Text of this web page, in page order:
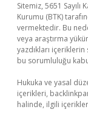
Sitemiz, 5651
Kurumu (BTK)
vermektedir. Bu
veya araştırma
yazdıkları
bu sorumluluğu
Hukuka ve yasal
içerikleri,
halinde, ilgili